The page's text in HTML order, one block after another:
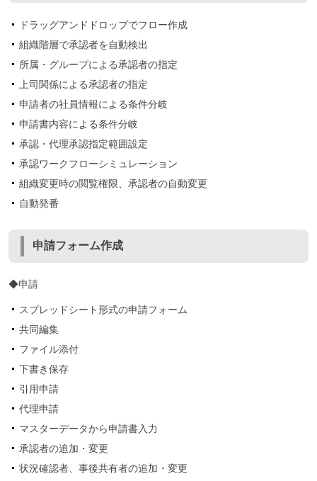
ドラッグアンドドロップでフロー作成
組織階層で承認者を自動検出
所属・グループによる承認者の指定
上司関係による承認者の指定
申請者の社員情報による条件分岐
申請書内容による条件分岐
承認・代理承認指定範囲設定
承認ワークフローシミュレーション
組織変更時の閲覧権限、承認者の自動変更
自動発番
申請フォーム作成
◆申請
スプレッドシート形式の申請フォーム
共同編集
ファイル添付
下書き保存
引用申請
代理申請
マスターデータから申請書入力
承認者の追加・変更
状況確認者、事後共有者の追加・変更